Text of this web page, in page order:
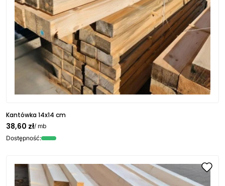
Kantówka 14x14 cm
38,60 zł/ mb
Dostępność: